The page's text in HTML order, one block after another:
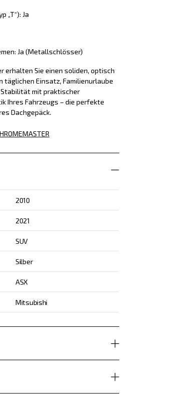
„T“): Ja
Ja (Metallschlösser)
erhalten Sie einen soliden, optisch
täglichen Einsatz, Familienurlaube
Stabilität mit praktischer
Ihres Fahrzeugs – die perfekte
Dachgepäck.
2010
2021
SUV
Silber
ASX
Mitsubishi